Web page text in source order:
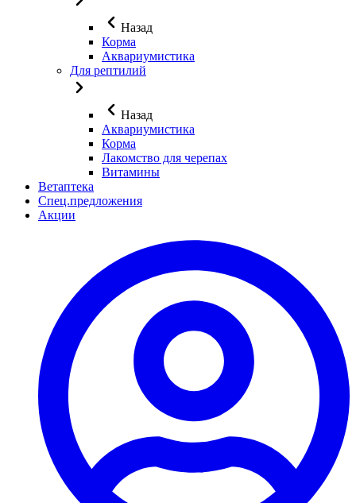
Назад
Корма
Аквариумистика
Для рептилий
Назад
Аквариумистика
Корма
Лакомство для черепах
Витамины
Ветаптека
Спец.предложения
Акции